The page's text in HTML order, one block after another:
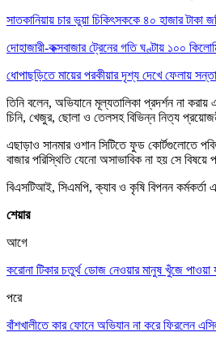
সাতকানিয়ায় চার ভুয়া চিকিৎসককে ৪০ হাজার টাকা
দোহাজারী-কক্সবাজার ট্রেনের গতি ঘণ্টায় ১০০
ধোপাছড়িতে মায়ের পরকীয়ার দৃশ্য দেখে ফেলায়
তিনি বলেন, অভিযানে মূল্যতালিকা প্রদর্শন না
চিনি, খেজুর, ছোলা ও তেলসহ বিভিন্ন নিত্য
এছাড়াও সানমার ওশান সিটিতে ফুড কোর্টগুলোতে
বাজার পরিস্থিতি যেনো অসাভাবিক না হয় সে বিষয়ে
বিএসটিআই, সিএমপি, ক্যাব ও কৃষি বিপনন কর্মকর্তা
শেয়ার
আগে
করোনা টিকার চতুর্থ ডোজ নেওয়ার মানুষ খুঁজে পাওয়া
পরে
বাঁশখালীতে কার ফোনে অভিযান না করে ফিরলেন